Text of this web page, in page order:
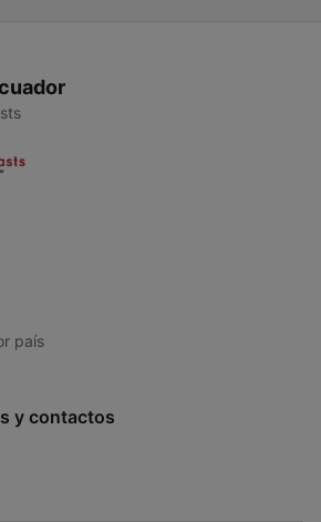
país
y contactos